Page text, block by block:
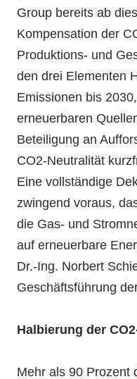
Group bereits ab
Kompensation der
Produktions- und
den drei Elementen
Emissionen bis
erneuerbaren
Beteiligung an
CO2-Neutralität
Eine vollständige
zwingend voraus,
die Gas- und
auf erneuerbare
Dr.-Ing. Norbert
Geschäftsführung
Halbierung der
Mehr als 90 Prozent